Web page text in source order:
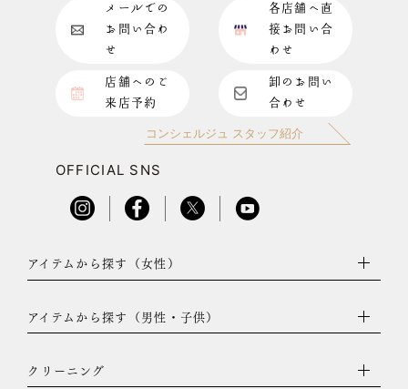
メールでの
お問い合わ
せ
各店舗へ直
接お問い合
わせ
店舗へのご
来店予約
卸のお問い
合わせ
コンシェルジュ スタッフ紹介
OFFICIAL SNS
アイテムから探す（女性）
アイテムから探す（男性・子供）
クリーニング